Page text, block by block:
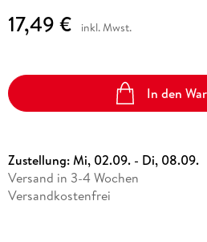
17,49 € inkl. Mwst.
In den
Zustellung:Mi, 02.09. - Di, 08.09.
Versand in 3-4 Wochen
Versandkostenfrei